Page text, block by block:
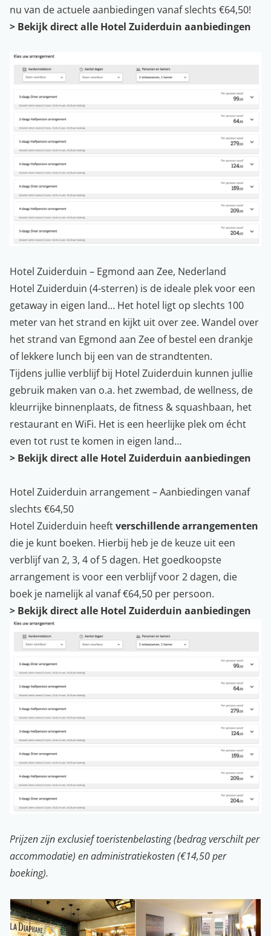
nu van de actuele aanbiedingen vanaf slechts €64,50!
> Bekijk direct alle Hotel Zuiderduin aanbiedingen
Hotel Zuiderduin – Egmond aan Zee, Nederland
Hotel Zuiderduin (4-sterren) is de ideale plek voor een
getaway in eigen land… Het hotel ligt op slechts 100
meter van het strand en kijkt uit over zee. Wandel over
het strand van Egmond aan Zee of bestel een drankje
of lekkere lunch bij een van de strandtenten.
Tijdens jullie verblijf bij Hotel Zuiderduin kunnen jullie
gebruik maken van o.a. het zwembad, de wellness, de
kleurrijke binnenplaats, de fitness & squashbaan, het
restaurant en WiFi. Het is een heerlijke plek om écht
even tot rust te komen in eigen land…
> Bekijk direct alle Hotel Zuiderduin aanbiedingen
Hotel Zuiderduin arrangement – Aanbiedingen vanaf
slechts €64,50
Hotel Zuiderduin heeftverschillende arrangementen
die je kunt boeken. Hierbij heb je de keuze uit een
verblijf van 2, 3, 4 of 5 dagen. Het goedkoopste
arrangement is voor een verblijf voor 2 dagen, die
boek je namelijk al vanaf €64,50 per persoon.
> Bekijk direct alle Hotel Zuiderduin aanbiedingen
Prijzen zijn exclusief toeristenbelasting (bedrag verschilt per
accommodatie) en administratiekosten (€14,50 per
boeking).